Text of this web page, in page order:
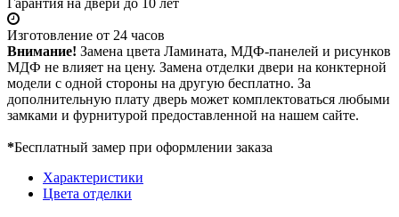
Изготовление от 24 часов
Внимание! Замена цвета Ламината, МДФ-панелей и рисунков
МДФ не влияет на цену. Замена отделки двери на конктерной
модели с одной стороны на другую бесплатно. За
дополнительную плату дверь может комплектоваться любыми
замками и фурнитурой предоставленной на нашем сайте.
*Бесплатный замер при оформлении заказа
Характеристики
Цвета отделки